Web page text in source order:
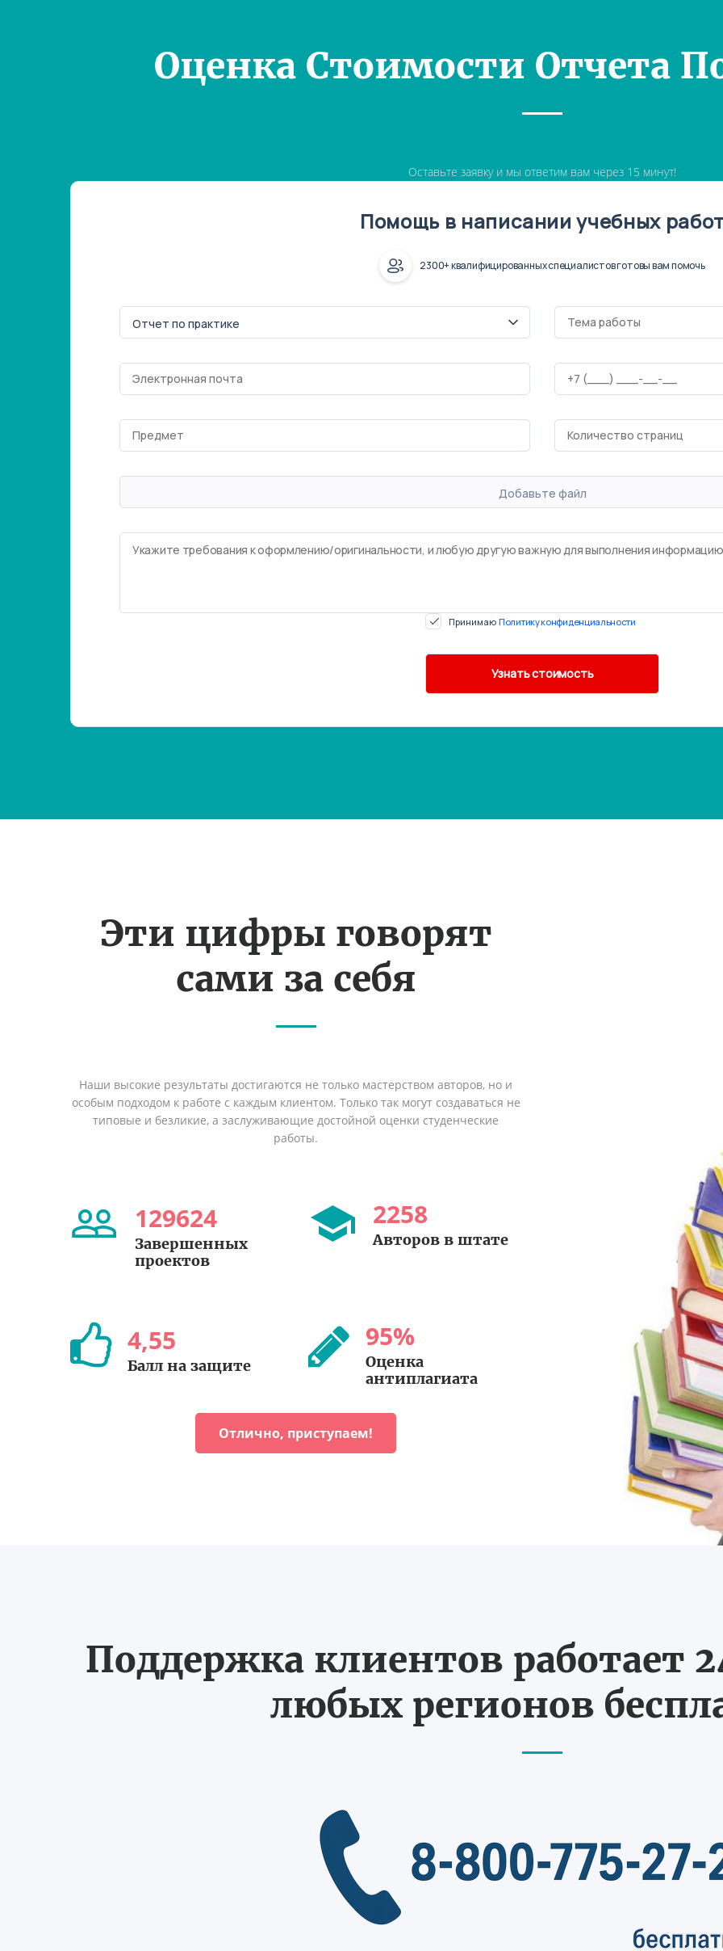
Оценка Стоимости Отчета
Оставьте заявку и мы ответим вам через 15 минут!
Помощь в написании учебных
2300+ квалифицированных специалистов готовы вам помочь
Добавьте файл
Принимаю Политику конфиденциальности
Эти цифры говорят
сами за себя
Наши высокие результаты достигаются не только мастерством авторов, но и
особым подходом к работе с каждым клиентом. Только так могут создаваться не
типовые и безликие, а заслуживающие достойной оценки студенческие
работы.
129624
Завершенных
проектов
2258
Авторов в штате
4,55
Балл на защите
95%
Оценка
антиплагиата
Отлично, приступаем!
Поддержка клиентов работает
любых регионов